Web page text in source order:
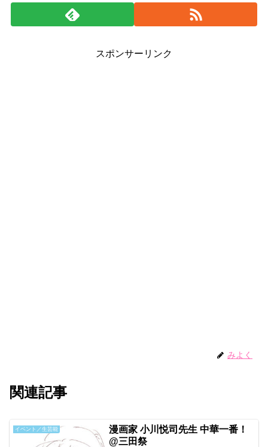
スポンサーリンク
みよく
関連記事
イベント／生芸能
漫画家 小川悦司先生 中華一番！
@三田祭